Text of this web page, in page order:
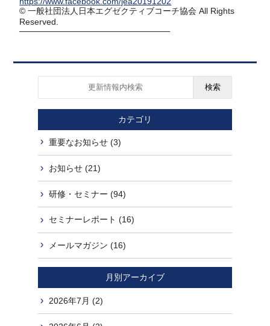
©︎ 一般社団法人日本エグゼクティブコーチ協会 All Rights
Reserved.
─────────────────────────
検索
カテゴリ
重要なお知らせ (3)
お知らせ (21)
研修・セミナー (94)
セミナーレポート (16)
メールマガジン (16)
月別アーカイブ
2026年7月 (2)